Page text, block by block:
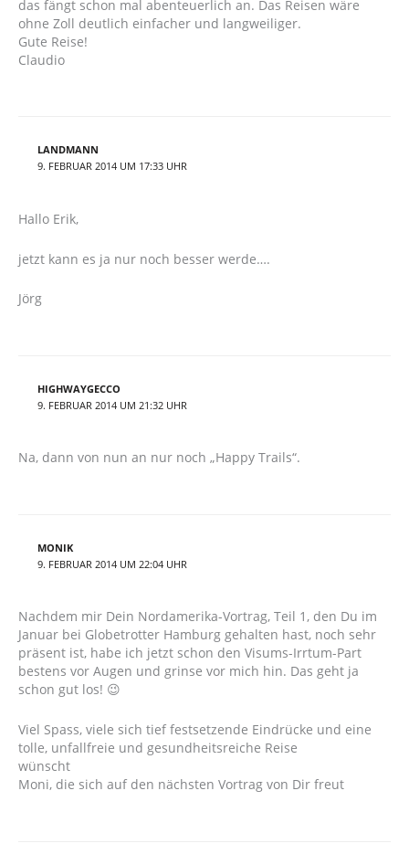
das fängt schon mal abenteuerlich an. Das Reisen wäre
ohne Zoll deutlich einfacher und langweiliger.
Gute Reise!
Claudio
LANDMANN
9. FEBRUAR 2014 UM 17:33 UHR
Hallo Erik,
jetzt kann es ja nur noch besser werde….
Jörg
HIGHWAYGECCO
9. FEBRUAR 2014 UM 21:32 UHR
Na, dann von nun an nur noch „Happy Trails“.
MONIK
9. FEBRUAR 2014 UM 22:04 UHR
Nachdem mir Dein Nordamerika-Vortrag, Teil 1, den Du im
Januar bei Globetrotter Hamburg gehalten hast, noch sehr
präsent ist, habe ich jetzt schon den Visums-Irrtum-Part
bestens vor Augen und grinse vor mich hin. Das geht ja
schon gut los! 😉
Viel Spass, viele sich tief festsetzende Eindrücke und eine
tolle, unfallfreie und gesundheitsreiche Reise
wünscht
Moni, die sich auf den nächsten Vortrag von Dir freut